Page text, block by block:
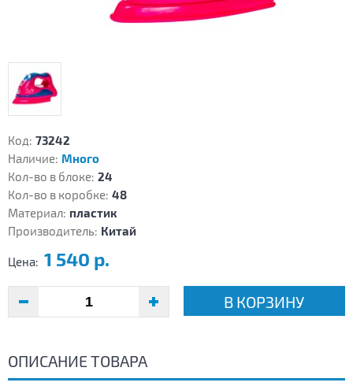
Код: 73242
Наличие: Много
Кол-во в блоке: 24
Кол-во в коробке: 48
Материал: пластик
Производитель: Китай
Цена: 1 540 р.
В КОРЗИНУ
ОПИСАНИЕ ТОВАРА